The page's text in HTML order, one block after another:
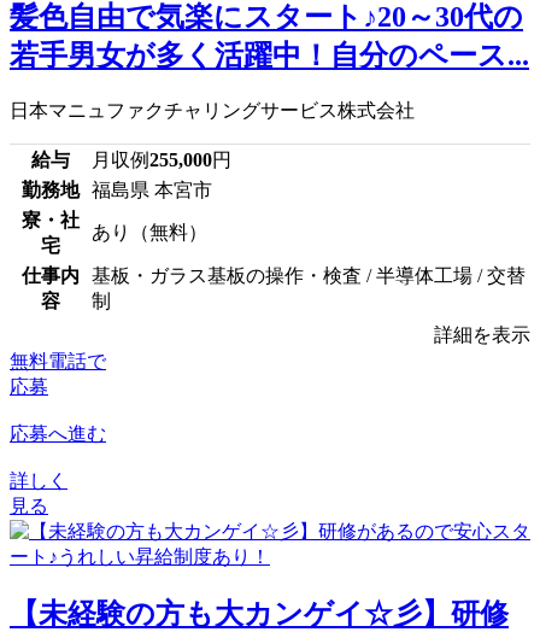
髪色自由で気楽にスタート♪20～30代の
若手男女が多く活躍中！自分のペース...
日本マニュファクチャリングサービス株式会社
給与 月収例255,000円
勤務地
福島県 本宮市
寮・社
宅
あり（無料）
仕事内
容
基板・ガラス基板の操作・検査 / 半導体工場 / 交替
制
詳細を表示
無料電話で
応募
応募へ進む
詳しく
見る
【未経験の方も大カンゲイ☆彡】研修